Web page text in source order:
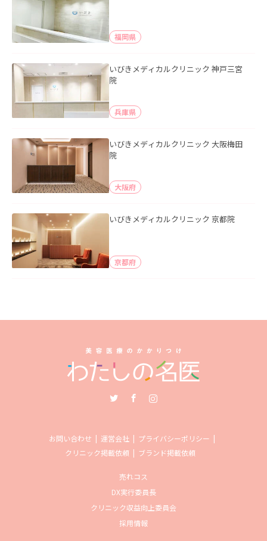
福岡県
いびきメディカルクリニック 神戸三宮
院
兵庫県
いびきメディカルクリニック 大阪梅田
院
大阪府
いびきメディカルクリニック 京都院
京都府
お問い合わせ 運営会社
プライバシーポリシー
クリニック掲載依頼
ブランド掲載依頼
売れコス
DX実行委員長
クリニック収益向上委員会
採用情報